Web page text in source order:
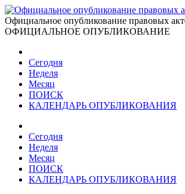
Официальное опубликование правовых
ОФИЦИАЛЬНОЕ ОПУБЛИКОВАНИЕ
Сегодня
Неделя
Месяц
ПОИСК
КАЛЕНДАРЬ ОПУБЛИКОВАНИЯ
Сегодня
Неделя
Месяц
ПОИСК
КАЛЕНДАРЬ ОПУБЛИКОВАНИЯ